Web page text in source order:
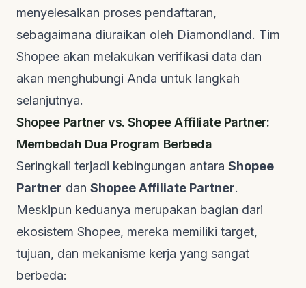
menyelesaikan proses pendaftaran,
sebagaimana diuraikan oleh Diamondland. Tim
Shopee akan melakukan verifikasi data dan
akan menghubungi Anda untuk langkah
selanjutnya.
Shopee Partner vs. Shopee Affiliate Partner:
Membedah Dua Program Berbeda
Seringkali terjadi kebingungan antara Shopee
Partner dan Shopee Affiliate Partner.
Meskipun keduanya merupakan bagian dari
ekosistem Shopee, mereka memiliki target,
tujuan, dan mekanisme kerja yang sangat
berbeda: